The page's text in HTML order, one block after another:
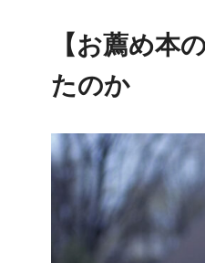
【お薦め本
たのか